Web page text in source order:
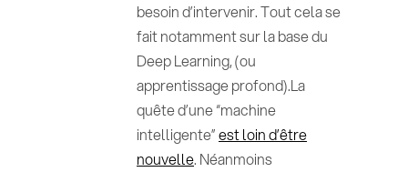
besoin d’intervenir. Tout cela se
fait notamment sur la base du
Deep Learning, (ou
apprentissage profond).La
quête d’une “machine
intelligente”est loin d’être
nouvelle. Néanmoins